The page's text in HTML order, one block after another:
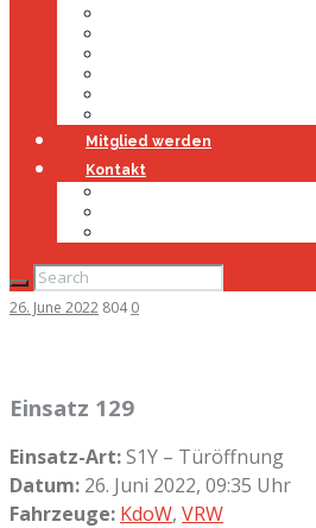
Mitglied werden
Kontakt
26. June 2022 804 0
Einsatz 129
Einsatz-Art:S1Y – Türöffnung
Datum: 26. Juni 2022, 09:35 Uhr
Fahrzeuge: KdoW, VRW